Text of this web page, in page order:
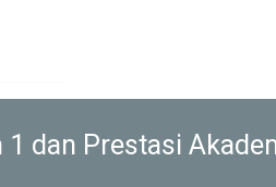
1 dan Prestasi